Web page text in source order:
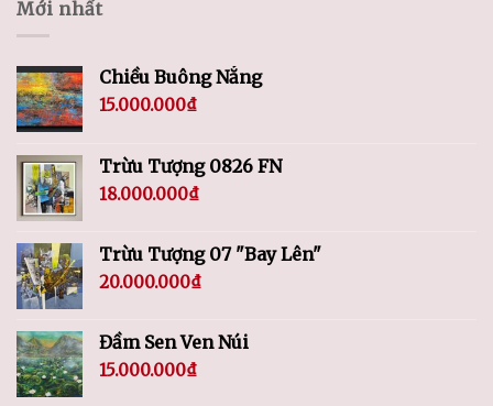
Mới nhất
Chiều Buông Nắng
15.000.000₫
Trừu Tượng 0826 FN
18.000.000₫
Trừu Tượng 07 "Bay Lên"
20.000.000₫
Đầm Sen Ven Núi
15.000.000₫